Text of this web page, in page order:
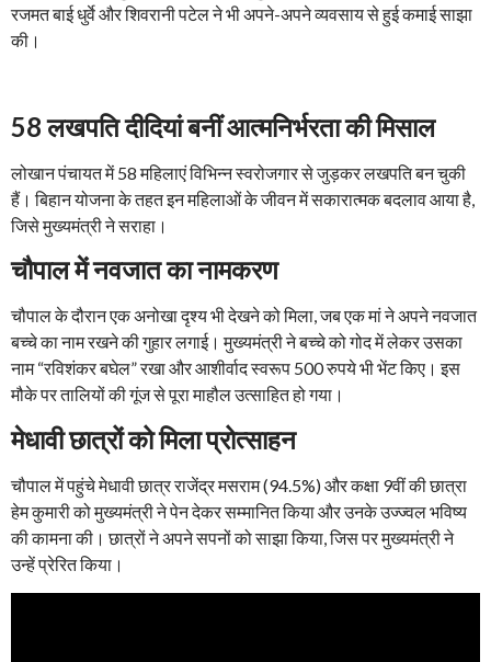
रजमत बाई धुर्वे और शिवरानी पटेल ने भी अपने-अपने व्यवसाय से हुई कमाई साझा
की।
58 लखपति दीदियां बनीं आत्मनिर्भरता की मिसाल
लोखान पंचायत में 58 महिलाएं विभिन्न स्वरोजगार से जुड़कर लखपति बन चुकी
हैं। बिहान योजना के तहत इन महिलाओं के जीवन में सकारात्मक बदलाव आया है,
जिसे मुख्यमंत्री ने सराहा।
चौपाल में नवजात का नामकरण
चौपाल के दौरान एक अनोखा दृश्य भी देखने को मिला, जब एक मां ने अपने नवजात
बच्चे का नाम रखने की गुहार लगाई। मुख्यमंत्री ने बच्चे को गोद में लेकर उसका
नाम “रविशंकर बघेल” रखा और आशीर्वाद स्वरूप 500 रुपये भी भेंट किए। इस
मौके पर तालियों की गूंज से पूरा माहौल उत्साहित हो गया।
मेधावी छात्रों को मिला प्रोत्साहन
चौपाल में पहुंचे मेधावी छात्र राजेंद्र मसराम (94.5%) और कक्षा 9वीं की छात्रा
हेम कुमारी को मुख्यमंत्री ने पेन देकर सम्मानित किया और उनके उज्ज्वल भविष्य
की कामना की। छात्रों ने अपने सपनों को साझा किया, जिस पर मुख्यमंत्री ने
उन्हें प्रेरित किया।